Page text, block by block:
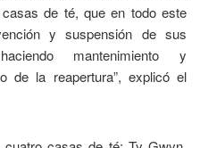
de té, que en todo este
y suspensión de sus
mantenimiento y
de la reapertura”, explicó el